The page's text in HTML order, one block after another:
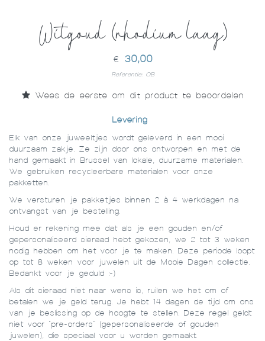
Witgoud (rhodium laag)
€ 30,00
Referentie: OB
Wees de eerste om dit product te beoordelen
Levering
Elk van onze juweeltjes wordt geleverd in een mooi
duurzaam zakje. Ze zijn door ons ontworpen en met de
hand gemaakt in Brussel van lokale, duurzame materialen.
We gebruiken recycleerbare materialen voor onze
pakketten.
We versturen je pakketjes binnen 2 à 4 werkdagen na
ontvangst van je bestelling.
Houd er rekening mee dat als je een gouden en/of
gepersonaliseerd sieraad hebt gekozen, we 2 tot 3 weken
nodig hebben om het voor je te maken. Deze periode loopt
op tot 8 weken voor juwelen uit de Mooie Dagen collectie.
Bedankt voor je geduld :-)
Als dit sieraad niet naar wens is, ruilen we het om of
betalen we je geld terug. Je hebt 14 dagen de tijd om ons
van je beslissing op de hoogte te stellen. Deze regel geldt
niet voor “pre-orders” (gepersonaliseerde of gouden
juwelen), die speciaal voor u worden gemaakt.